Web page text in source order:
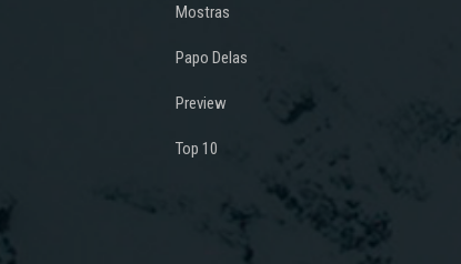
Mostras
Papo Delas
Preview
Top 10